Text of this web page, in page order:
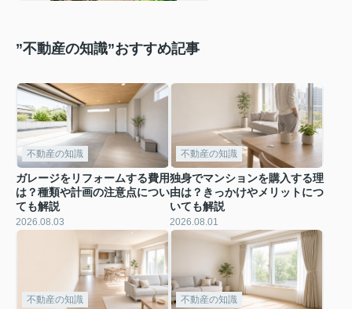
”不動産の知識”おすすめ記事
不動産の知識
ガレージをリフォームする費用
は？種類や計画の注意点につい
ても解説
2026.08.03
不動産の知識
独身でマンションを購入する理
由は？きっかけやメリットにつ
いても解説
2026.08.01
不動産の知識 不動産の知識